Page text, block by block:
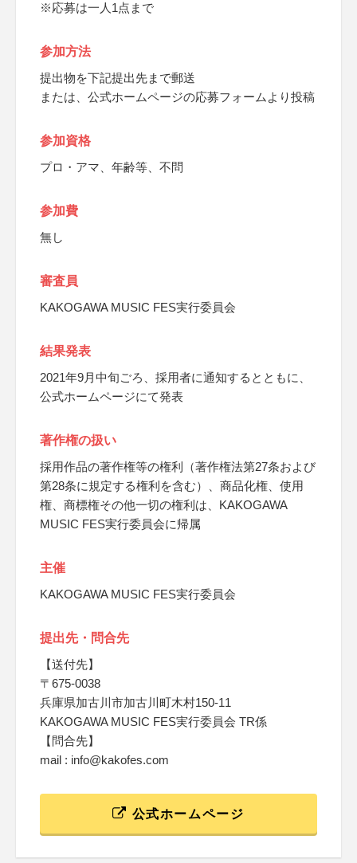
※応募は一人1点まで
参加方法
提出物を下記提出先まで郵送
または、公式ホームページの応募フォームより投稿
参加資格
プロ・アマ、年齢等、不問
参加費
無し
審査員
KAKOGAWA MUSIC FES実行委員会
結果発表
2021年9月中旬ごろ、採用者に通知するとともに、
公式ホームページにて発表
著作権の扱い
採用作品の著作権等の権利（著作権法第27条および
第28条に規定する権利を含む）、商品化権、使用
権、商標権その他一切の権利は、KAKOGAWA
MUSIC FES実行委員会に帰属
主催
KAKOGAWA MUSIC FES実行委員会
提出先・問合先
【送付先】
〒675-0038
兵庫県加古川市加古川町木村150-11
KAKOGAWA MUSIC FES実行委員会 TR係
【問合先】
mail : info@kakofes.com
公式ホームページ